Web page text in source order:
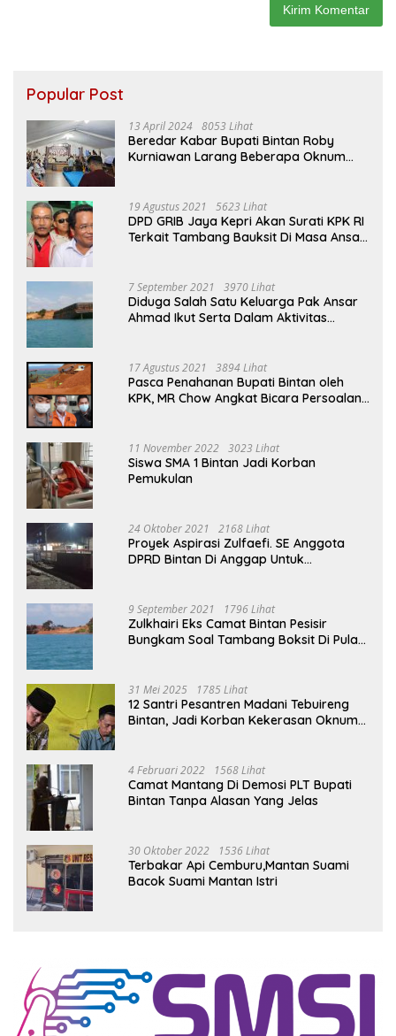
Popular Post
13 April 2024 8053 Lihat
Beredar Kabar Bupati Bintan Roby
Kurniawan Larang Beberapa Oknum
19 Agustus 2021 5623 Lihat
DPD GRIB Jaya Kepri Akan Surati KPK RI
Terkait Tambang Bauksit Di Masa Ansar
7 September 2021 3970 Lihat
Diduga Salah Satu Keluarga Pak Ansar
Ahmad Ikut Serta Dalam Aktivitas
17 Agustus 2021 3894 Lihat
Pasca Penahanan Bupati Bintan oleh
KPK, MR Chow Angkat Bicara Persoalan
11 November 2022 3023 Lihat
Siswa SMA 1 Bintan Jadi Korban
Pemukulan
24 Oktober 2021 2168 Lihat
Proyek Aspirasi Zulfaefi. SE Anggota
DPRD Bintan Di Anggap Untuk
9 September 2021 1796 Lihat
Zulkhairi Eks Camat Bintan Pesisir
Bungkam Soal Tambang Boksit Di Pulau
31 Mei 2025 1785 Lihat
12 Santri Pesantren Madani Tebuireng
Bintan, Jadi Korban Kekerasan Oknum
4 Februari 2022 1568 Lihat
Camat Mantang Di Demosi PLT Bupati
Bintan Tanpa Alasan Yang Jelas
30 Oktober 2022 1536 Lihat
Terbakar Api Cemburu,Mantan Suami
Bacok Suami Mantan Istri